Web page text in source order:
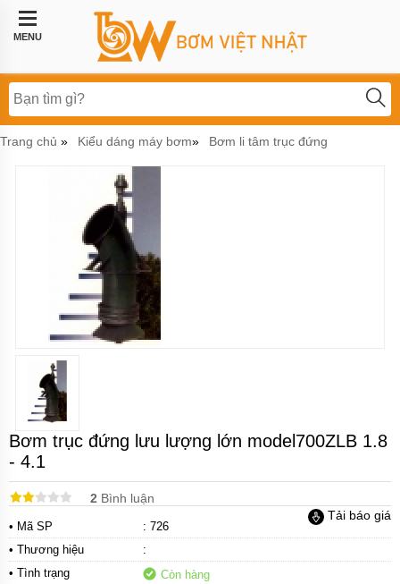
MENU
Trang
chủ
công
nghiệp
thực
lỏng,
bơm
amoniac
Bơm
hóa
chất
Bơm
hóa
chất
điện
24v
Trang chủ » Kiểu dáng máy bơm» Bơm li tâm trục đứng
Bơm trục đứng lưu lượng lớn model700ZLB 1.8
- 4.1
2 Bình luận
Tải báo giá
• Mã SP
: 726
• Thương hiệu
:
• Tình trạng
Còn hàng